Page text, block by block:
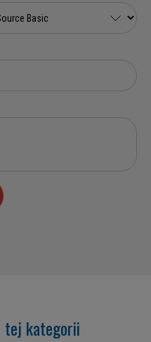
tej kategorii